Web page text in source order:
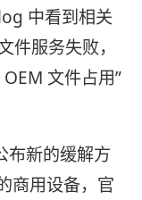
中看到相关
件服务失败，
文件占用”
布新的缓解方
商用设备，官